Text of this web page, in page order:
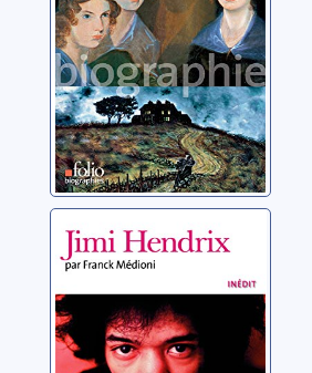
Jimi Hendrix
Médioni, Franck